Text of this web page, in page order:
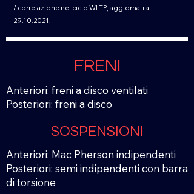
/ correlazione nel ciclo WLTP, aggiornati al
29.10.2021.
FRENI
Anteriori: freni a disco ventilati
Posteriori: freni a disco
SOSPENSIONI
Anteriori: Mac Pherson indipendenti
Posteriori: semi indipendenti con barra
di torsione